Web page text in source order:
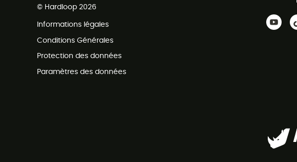
© Hardloop 2026
Informations légales
Conditions Générales
Protection des données
Paramètres des données